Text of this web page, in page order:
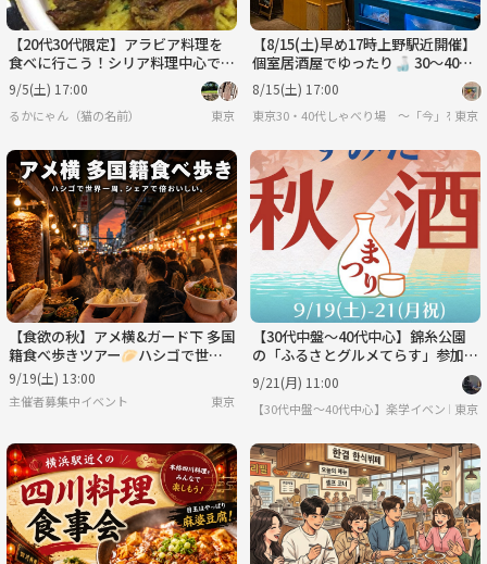
【20代30代限定】アラビア料理を
食べに行こう！シリア料理中心です
🌸🌸
9/5(土) 17:00
るかにゃん（猫の名前） 東京
【8/15(土)早め17時上野駅近開催】
個室居酒屋でゆったり🍶 30～40代
限定！北海道グルメ満喫交流会✨
8/15(土) 17:00
東京30・40代しゃべり場 ～「今」を共
東京
【食欲の秋】アメ横&ガード下 多国
籍食べ歩きツアー🥟ハシゴで世界
一周
9/19(土) 13:00
主催者募集中イベント 東京
【30代中盤〜40代中心】錦糸公園
の「ふるさとグルメてらす」参加
🍴
9/21(月) 11:00
【30代中盤〜40代中心】楽学イベント・
東京